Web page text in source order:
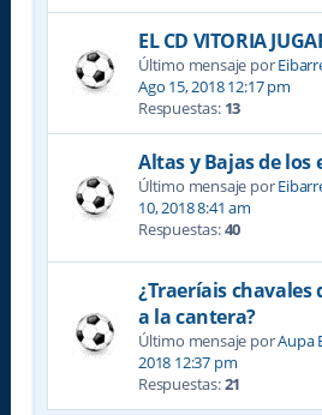
EL CD VITORIA
Último mensaje por
Ago 15, 2018 12:17 pm
Respuestas: 13
Altas y Bajas de los
Último mensaje por
10, 2018 8:41 am
Respuestas:40
¿Traeríais chavales
a la cantera?
Último mensaje porAupa
2018 12:37 pm
Respuestas:21